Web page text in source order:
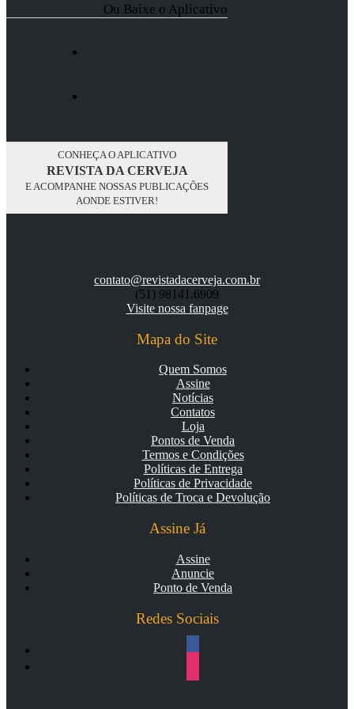
Ou Baixe o Aplicativo
CONHEÇA O APLICATIVO
REVISTA DA CERVEJA
E ACOMPANHE NOSSAS PUBLICAÇÕES
AONDE ESTIVER!
contato@revistadacerveja.com.br
(51) 98141.6909
Visite nossa fanpage
Mapa do Site
Quem Somos
Assine
Notícias
Contatos
Loja
Pontos de Venda
Termos e Condições
Políticas de Entrega
Políticas de Privacidade
Políticas de Troca e Devolução
Assine Já
Assine
Anuncie
Ponto de Venda
Redes Sociais